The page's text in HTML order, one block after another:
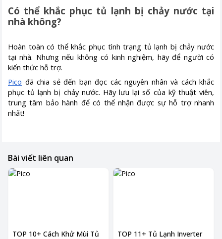
Có thể khắc phục tủ lạnh bị chảy nước tại
nhà không?
Hoàn toàn có thể khắc phục tình trạng tủ lạnh bị chảy nước
tại nhà. Nhưng nếu không có kinh nghiệm, hãy để người có
kiến thức hỗ trợ.
Pico đã chia sẻ đến bạn đọc các nguyên nhân và cách khắc
phục tủ lạnh bị chảy nước. Hãy lưu lại số của kỹ thuật viên,
trung tâm bảo hành để có thể nhận được sự hỗ trợ nhanh
nhất!
Bài viết liên quan
TOP 10+ Cách Khử Mùi Tủ
TOP 11+ Tủ Lạnh Inverter